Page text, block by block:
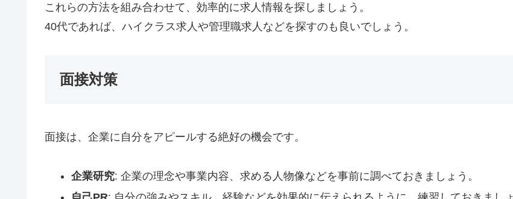
これらの方法を組み合わせて、効率的に求人情報を探しましょう。
40代であれば、ハイクラス求人や管理職求人などを探すのも良いでしょう。
面接対策
面接は、企業に自分をアピールする絶好の機会です。
企業研究: 企業の理念や事業内容、求める人物像などを事前に調べておきましょう。